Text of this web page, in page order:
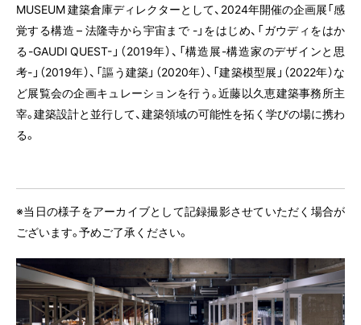
MUSEUM 建築倉庫ディレクターとして、2024年開催の企画展「感
覚する構造 – 法隆寺から宇宙まで -」をはじめ、「ガウディをはか
る-GAUDI QUEST-」（2019年）、「構造展-構造家のデザインと思
考-」（2019年）、「謳う建築」（2020年）、「建築模型展」（2022年）な
ど展覧会の企画キュレーションを行う。近藤以久恵建築事務所主
宰。建築設計と並行して、建築領域の可能性を拓く学びの場に携わ
る。
※当日の様子をアーカイブとして記録撮影させていただく場合が
ございます。予めご了承ください。